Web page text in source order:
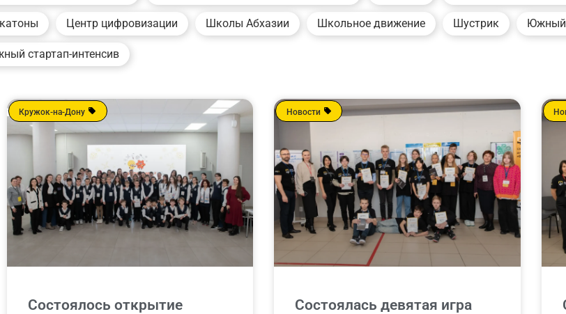
Центр цифровизации Школы Абхазии Школьное движение Шустрик Южный
стартап-интенсив
Кружок-на-Дону
Состоялось открытие
Новости
Состоялась девятая игра